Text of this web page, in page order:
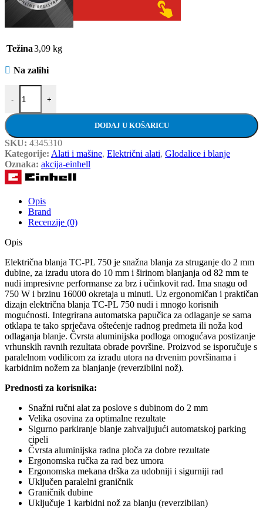
Težina3,09 kg
Na zalihi
-
Einhell električna blanja TC-PL 750 količina
+
DODAJ U KOŠARICU
SKU: 4345310
Kategorije: Alati i mašine, Električni alati, Glodalice i blanje
Oznaka: akcija-einhell
Opis
Brand
Recenzije (0)
Opis
Električna blanja TC-PL 750 je snažna blanja za struganje do 2 mm
dubine, za izradu utora do 10 mm i širinom blanjanja od 82 mm te
nudi impresivne performanse za brz i učinkovit rad. Ima snagu od
750 W i brzinu 16000 okretaja u minuti. Uz ergonomičan i praktičan
dizajn električna blanja TC-PL 750 nudi i mnogo korisnih
mogućnosti. Integrirana automatska papučica za odlaganje se sama
otklapa te tako sprječava oštećenje radnog predmeta ili noža kod
odlaganja blanje. Čvrsta aluminijska podloga omogućava postizanje
vrhunskih ravnih rezultata obrade površine. Proizvod se isporučuje s
paralelnom vodilicom za izradu utora na drvenim površinama i
karbidnim nožem za blanjanje (reverzibilni nož).
Prednosti za korisnika:
Snažni ručni alat za poslove s dubinom do 2 mm
Velika osovina za optimalne rezultate
Sigurno parkiranje blanje zahvaljujući automatskoj parking
cipeli
Čvrsta aluminijska radna ploča za dobre rezultate
Ergonomska ručka za rad bez umora
Ergonomska mekana drška za udobniji i sigurniji rad
Uključen paralelni graničnik
Graničnik dubine
Uključuje 1 karbidni nož za blanju (reverzibilan)